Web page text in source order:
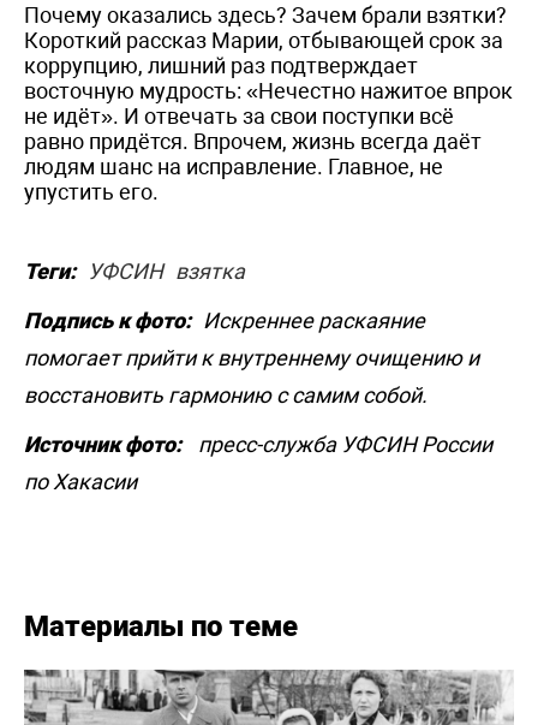
Почему оказались здесь? Зачем брали взятки?
Короткий рассказ Марии, отбывающей срок за
коррупцию, лишний раз подтверждает
восточную мудрость: «Нечестно нажитое впрок
не идёт». И отвечать за свои поступки всё
равно придётся. Впрочем, жизнь всегда даёт
людям шанс на исправление. Главное, не
упустить его.
Теги: УФСИН взятка
Подпись к фото: Искреннее раскаяние
помогает прийти к внутреннему очищению и
восстановить гармонию с самим собой.
Источник фото:
пресс-служба УФСИН России
по Хакасии
Материалы по теме